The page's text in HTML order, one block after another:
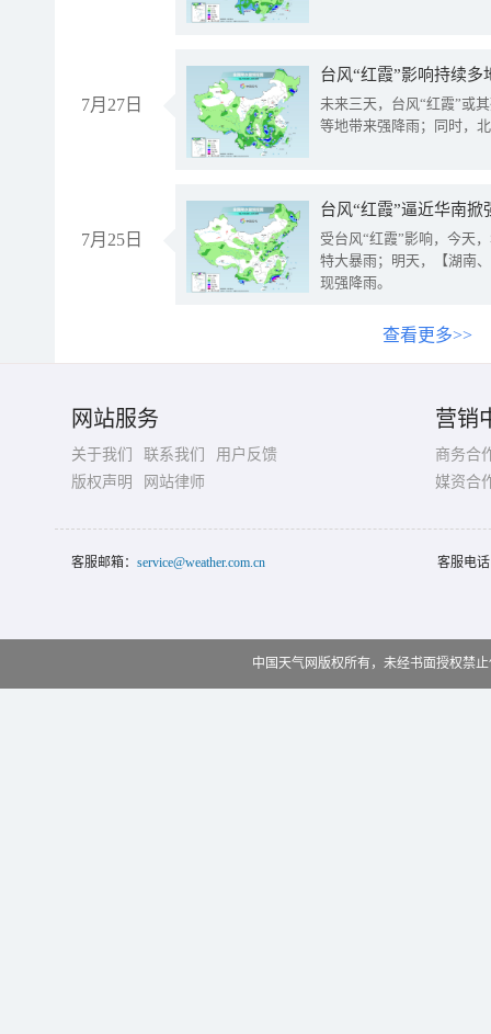
7月27日
台风“红霞”影响持续
未来三天，台风“红霞”或
等地带来强降雨；同时，
7月25日
台风“红霞”逼近华南
受台风“红霞”影响，今天
特大暴雨；明天，【湖南
现强降雨。
查看更多>>
网站服务
关于我们 联系我们
用户反馈
版权声明
网站律师
营销
商务合
媒资合
客服邮箱： service@weather.com.cn 客服电
中国天气网版权所有，未经书面授权